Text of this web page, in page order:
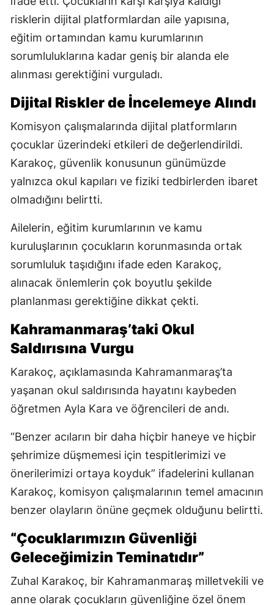
risklerin dijital platformlardan aile yapısına,
eğitim ortamından kamu kurumlarının
sorumluluklarına kadar geniş bir alanda ele
alınması gerektiğini vurguladı.
Dijital Riskler de İncelemeye Alındı
Komisyon çalışmalarında dijital platformların
çocuklar üzerindeki etkileri de değerlendirildi.
Karakoç, güvenlik konusunun günümüzde
yalnızca okul kapıları ve fiziki tedbirlerden ibaret
olmadığını belirtti.
Ailelerin, eğitim kurumlarının ve kamu
kuruluşlarının çocukların korunmasında ortak
sorumluluk taşıdığını ifade eden Karakoç,
alınacak önlemlerin çok boyutlu şekilde
planlanması gerektiğine dikkat çekti.
Kahramanmaraş’taki Okul
Saldırısına Vurgu
Karakoç, açıklamasında Kahramanmaraş’ta
yaşanan okul saldırısında hayatını kaybeden
öğretmen Ayla Kara ve öğrencileri de andı.
“Benzer acıların bir daha hiçbir haneye ve hiçbir
şehrimize düşmemesi için tespitlerimizi ve
önerilerimizi ortaya koyduk” ifadelerini kullanan
Karakoç, komisyon çalışmalarının temel amacının
benzer olayların önüne geçmek olduğunu belirtti.
“Çocuklarımızın Güvenliği
Geleceğimizin Teminatıdır”
Zuhal Karakoç, bir Kahramanmaraş milletvekili ve
anne olarak çocukların güvenliğine özel önem